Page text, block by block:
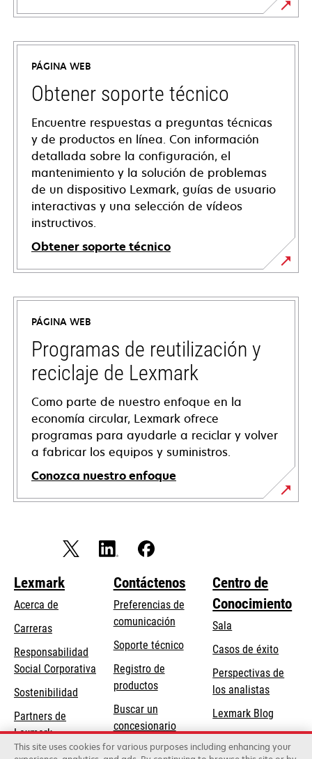
PÁGINA WEB
Obtener soporte técnico
Encuentre respuestas a preguntas técnicas
y de productos en línea. Con información
detallada sobre la configuración, el
mantenimiento y la solución de problemas
de un dispositivo Lexmark, guías de usuario
interactivas y una selección de vídeos
instructivos.
Obtener soporte técnico
opens
in
new
tab
PÁGINA WEB
Programas de reutilización y
reciclaje de Lexmark
Como parte de nuestro enfoque en la
economía circular, Lexmark ofrece
programas para ayudarle a reciclar y volver
a fabricar los equipos y suministros.
Conozca nuestro enfoque
Lexmark
Acerca de
Carreras
Responsabilidad
Social Corporativa opens
new
tab
Sostenibilidad
Partners de
Lexmark
Contáctenos
Preferencias de
comunicación
Soporte técnicoopens
Registro de
productos
Buscar un
concesionario
Centro de
Conocimiento
Sala
Casos de éxito
Perspectivas de
los analistas
Lexmark Blog
This site uses cookies for various purposes including enhancing your